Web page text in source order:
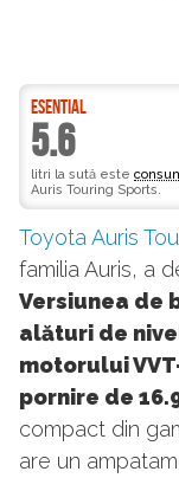
ESENTIAL
5.6
litri la sută este
Auris Touring Sports.
Toyota Auris
familia Auris, a
Versiunea de
alături de
motorului
pornire de
compact din
are un